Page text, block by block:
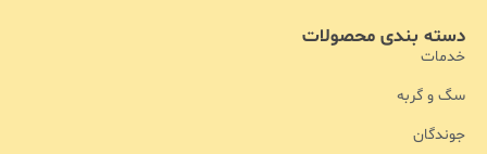
دسته بندی محصولات
خدمات
سگ و گربه
جوندگان